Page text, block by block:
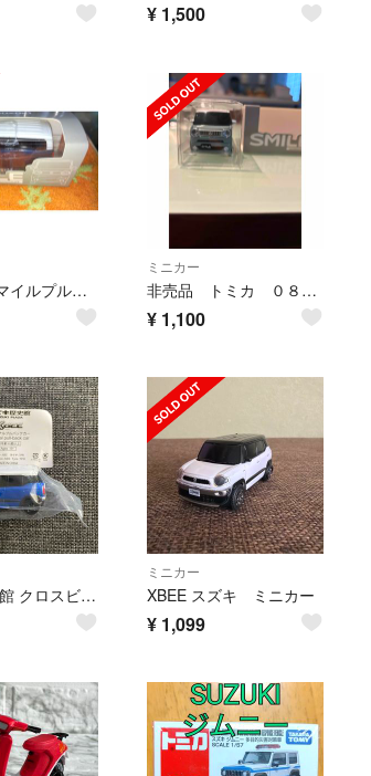
¥ 1,500
ワゴンRスマイルプルバックカ－
ミニカー
非売品 トミカ ０８１ スズキ ワゴンＲスマイル
¥ 1,100
スズキ歴史館 クロスビー 非売品ミニカー（新品未開封）
ミニカー
XBEE スズキ ミニカー
¥ 1,099